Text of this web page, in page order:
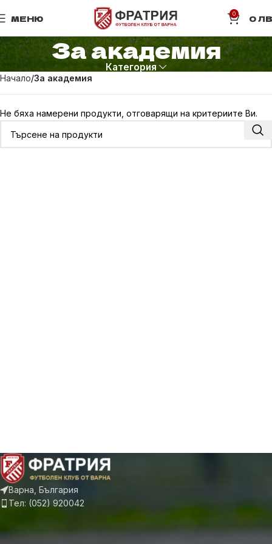
МЕНЮ 0 0
За академия
Категория
Начало За академия
Не бяха намерени продукти, отговарящи на критериите Ви.
Варна, България
Тел: (052) 920042